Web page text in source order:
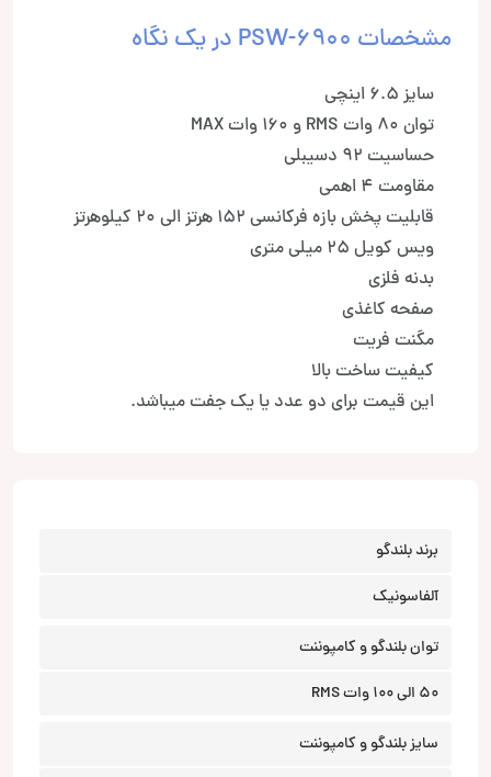
مشخصات PSW-6900 در یک نگاه
سایز 6.5 اینچی
توان 80 وات RMS و 160 وات MAX
حساسیت 92 دسیبلی
مقاومت 4 اهمی
قابلیت پخش بازه فرکانسی 152 هرتز الی 20 کیلوهرتز
ویس کویل 25 میلی متری
بدنه فلزی
صفحه کاغذی
مگنت فریت
کیفیت ساخت بالا
این قیمت برای دو عدد یا یک جفت میباشد.
برند بلندگو
آلفاسونیک
توان بلندگو و کامپوننت
50 الی 100 وات RMS
سایز بلندگو و کامپوننت